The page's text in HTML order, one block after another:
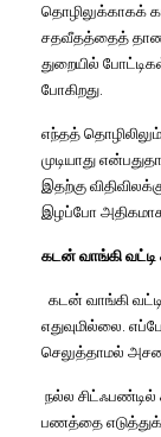
தொழிலுக்காகக்
சதவீதத்தைத்
துறையில்
போகிறது
எந்தத் தொழிலிலும்
முடியாது
இதற்கு
இழப்போ
கடன் வாங்கி வட்டி
கடன் வாங்கி வட்டி
எதுவுமில்லை
செலுத்தாமல்
நல்ல சிட்ஃபண்டில்
பணத்தை